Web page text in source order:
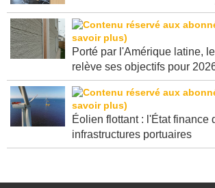
Porté par l'Amérique latine,
Éolien flottant : l'État finance